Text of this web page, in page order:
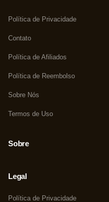
Política de Privacidade
Contato
Política de Afiliados
Política de Reembolso
Sobre Nós
Termos de Uso
Sobre
Legal
Política de Privacidade